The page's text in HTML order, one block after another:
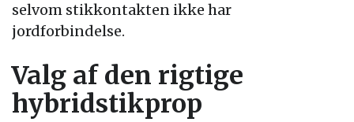
selvom stikkontakten ikke har
jordforbindelse.
Valg af den rigtige
hybridstikprop